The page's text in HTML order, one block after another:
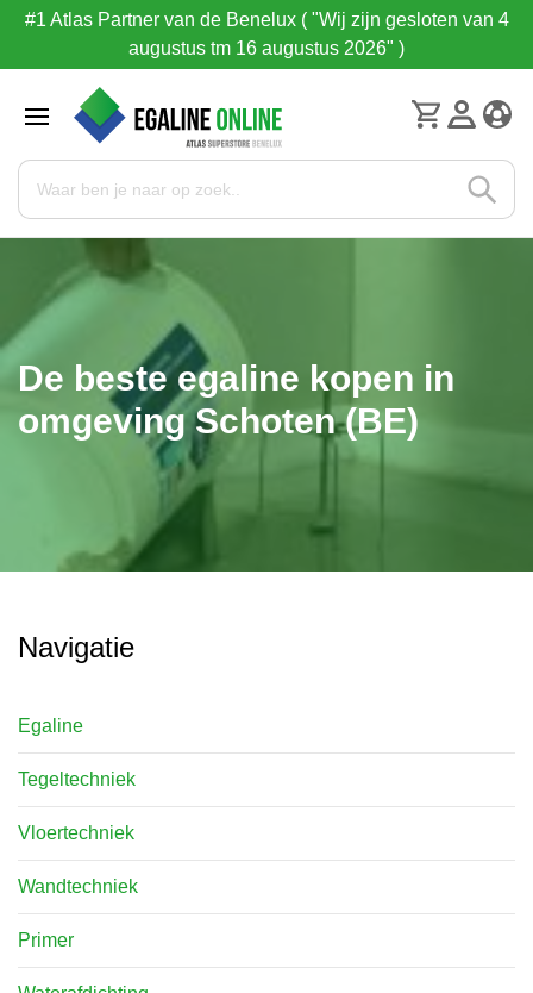
#1 Atlas Partner van de Benelux ( "Wij zijn gesloten van 4
augustus tm 16 augustus 2026" )
De beste egaline kopen in
omgeving Schoten (BE)
Navigatie
Egaline
Tegeltechniek
Vloertechniek
Wandtechniek
Primer